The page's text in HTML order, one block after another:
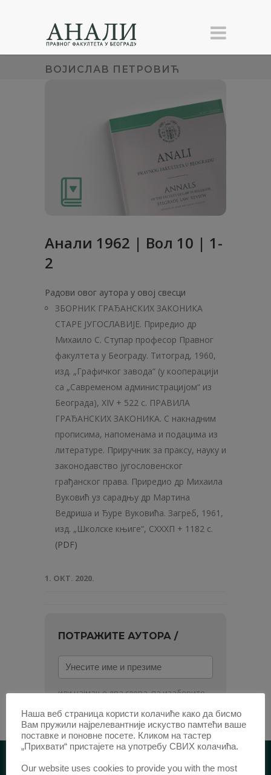
ВОЈИСЛАВ ПЕТРОВИЋ
Анaли 1962 | Вол 10 | 1-
2
Радови овог аутора у овој свесци
ЗБОРНИК ГРАЂАНСКИХ ЗАКОНИКА
СТАРЕ ЈУГОСЛАВИЈЕ. Приредио др
Михаило С. Ступар професор Правног
факултета у Београду. Титоград, 1960,
изд. „Графичког завода“ (у кооперацији
са „Савременом администрацијом“ из
Београда), XIV + 522 с. ПРАВИЛА
ГРАЂАНСКИХ ЗАКОНИКА. С накнадним
прописима, напоменама и подацима из
литературе. Приручник за праксу, науку и
законодавство југословенског
грађанског права. Приредио др Михаила
Вуковић уз сарадњу др Мартина
Ведриша и Ђуре Вуковића. Загреб, 1961,
изд. „Школске књиге“, СХХХП + 1182 с.
(PDF)
1. ОКТ. 2020.
ПОТРАЖИТЕ АУТОРА /
Унесите
име
и
или најмање два слова, па изаберите
Наша веб страница користи колачиће како да бисмо
Вам пружили најрелевантније искуство памтећи ваше
поставке и поновне посете. Кликом на тастер
„Прихвати“ пристајете на употребу СВИХ колачића.
Our website uses cookies to provide you with the most